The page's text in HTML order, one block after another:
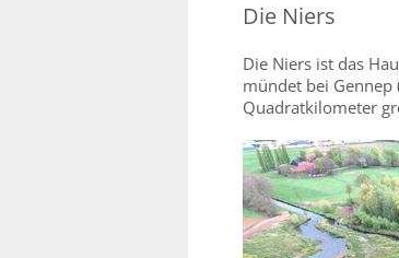
Die Niers
Die Niers ist das
mündet bei Gennep
Quadratkilometer